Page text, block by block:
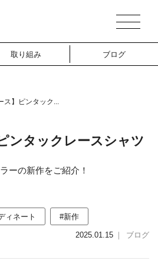
取り組み ブログ
ス】ピンタック...
ンタックレースシャツ
ーの新作をご紹介！
ィネート #新作
2025.01.15 ｜ ブログ